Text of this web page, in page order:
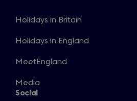
Holidays in Britain
in
new
Holidays in England
in
new
window
MeetEngland
in
a
Media
Opens
Social